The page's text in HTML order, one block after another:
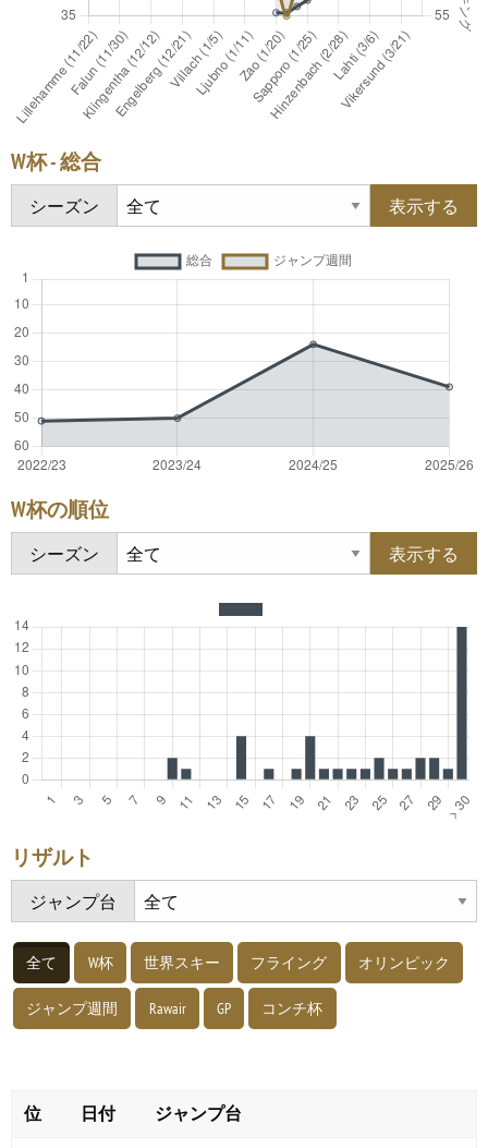
W杯 - 総合
シーズン
W杯の順位
シーズン
リザルト
ジャンプ台
全て W杯 世界スキー フライング オリンピック
ジャンプ週間 Rawair GP コンチ杯
位 日付 ジャンプ台